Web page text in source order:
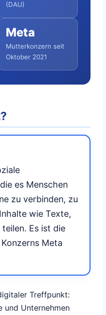
(DAU)
Meta
Mutterkonzern seit
Oktober 2021
es Menschen
zu verbinden, zu
wie Texte,
Es ist die
Meta
Treffpunkt:
und Unternehmen